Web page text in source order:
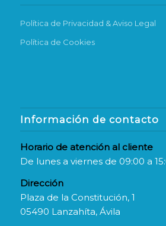
Política de Privacidad & Aviso Legal
Política de Cookies
Información de contacto
Horario de atención al cliente
De lunes a viernes de 09:00 a
Dirección
Plaza de la Constitución, 1
05490 Lanzahíta, Ávila